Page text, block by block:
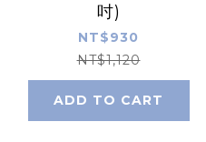
吋)
NT$930
NT$1,120
ADD TO CART